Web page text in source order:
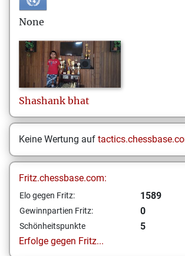
None
Shashank bhat
Keine Wertung auf
Fritz.chessbase.com:
Elo gegen Fritz: 1589
Gewinnpartien Fritz: 0
Schönheitspunkte
5
Erfolge gegen Fritz...